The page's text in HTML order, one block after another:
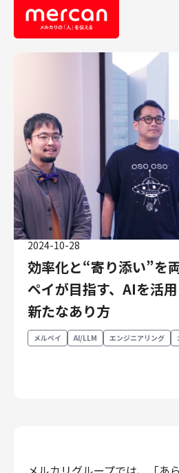
鹿島アントラーズ
Ads
メルカリ
メルペイ
メルコイン
メルカリShops
メルカリR4Dラボ
AI/LLM
職種
エンジニアリング
エンジニアリング
2024-10-28
効率化と“寄り添い”を
ペイが目指す、AIを活
新たなあり方
メルペイ AI/LLM エンジニアリング